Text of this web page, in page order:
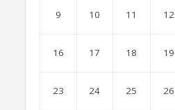
9 10 11 12
16 17 18 19
23 24 25 26